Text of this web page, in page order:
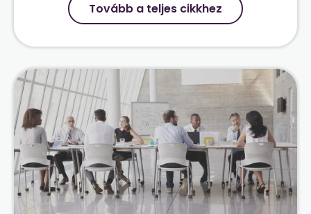
Tovább a teljes cikkhez